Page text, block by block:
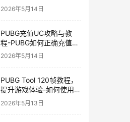
买充值方法及注意事项
2026年5月14日
PUBG充值UC攻略与教
程-PUBG如何正确充值
UC获取游戏内货币
2026年5月14日
PUBG Tool 120帧教程，
提升游戏体验-如何使用
PUBG Tool实现120帧流
畅游戏
2026年5月13日